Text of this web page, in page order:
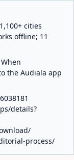
cities
offline; 11
the Audiala app
details?
process/